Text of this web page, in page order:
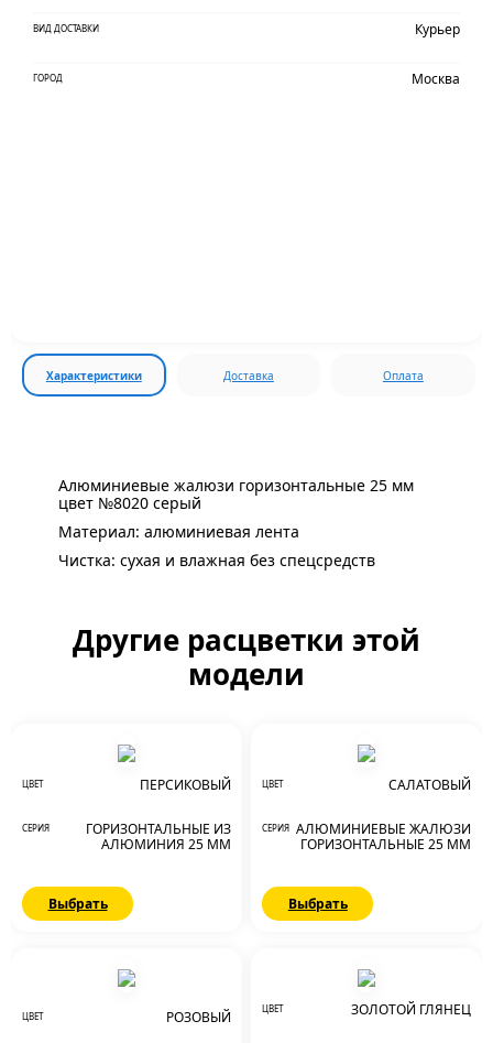
ВИД ДОСТАВКИ Курьер
ГОРОД Москва
Характеристики Доставка Оплата
Алюминиевые жалюзи горизонтальные 25 мм
цвет №8020 серый
Материал: алюминиевая лента
Чистка: сухая и влажная без спецсредств
Другие расцветки этой
модели
ЦВЕТ ПЕРСИКОВЫЙ
СЕРИЯ
ГОРИЗОНТАЛЬНЫЕ ИЗ
АЛЮМИНИЯ 25 ММ
Выбрать
ЦВЕТ САЛАТОВЫЙ
СЕРИЯ АЛЮМИНИЕВЫЕ ЖАЛЮЗИ
ГОРИЗОНТАЛЬНЫЕ 25 ММ
Выбрать
ЦВЕТ РОЗОВЫЙ ЦВЕТ ЗОЛОТОЙ ГЛЯНЕЦ